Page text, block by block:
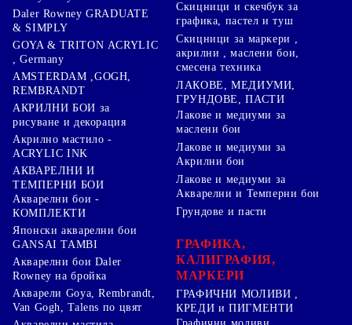
Daler Rowney GRADUATE
& SIMPLY
GOYA & TRITON АCRYLIC
, Germany
AMSTERDAM ,GOGH,
REMBRANDT
АКРИЛНИ БОИ за
рисуване и декорация
Акрилно мастило -
ACRYLIC INK
АКВАРЕЛНИ И
ТЕМПЕРНИ БОИ
Акварелни бои -
КОМПЛЕКТИ
Японски акварелни бои
GANSAI TAMBI
Акварелни бои Daler
Rowney на бройка
Акварели Goya, Rembrandt,
Van Gogh, Talens по цвят
Скицници и скечбук за
графика, пастел и туш
Скицници за маркери ,
акрилни , маслени бои,
смесена техника
ЛАКОВЕ, МЕДИУМИ,
ГРУНДОВЕ, ПАСТИ
Лакове и медиуми за
маслени бои
Лакове и медиуми за
Акрилни бои
Лакове и медиуми за
Акварелни и Темперни бои
Грундове и пасти
ГРАФИКА,
КАЛИГРАФИЯ,
МАРКЕРИ
ГРАФИЧНИ МОЛИВИ ,
КРЕДИ и ПИГМЕНТИ